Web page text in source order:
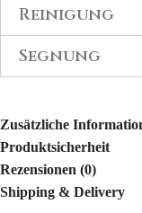
Reinigung
Segnung
Zusätzliche
Produktsicherheit
Rezensionen (0)
Shipping & Delivery